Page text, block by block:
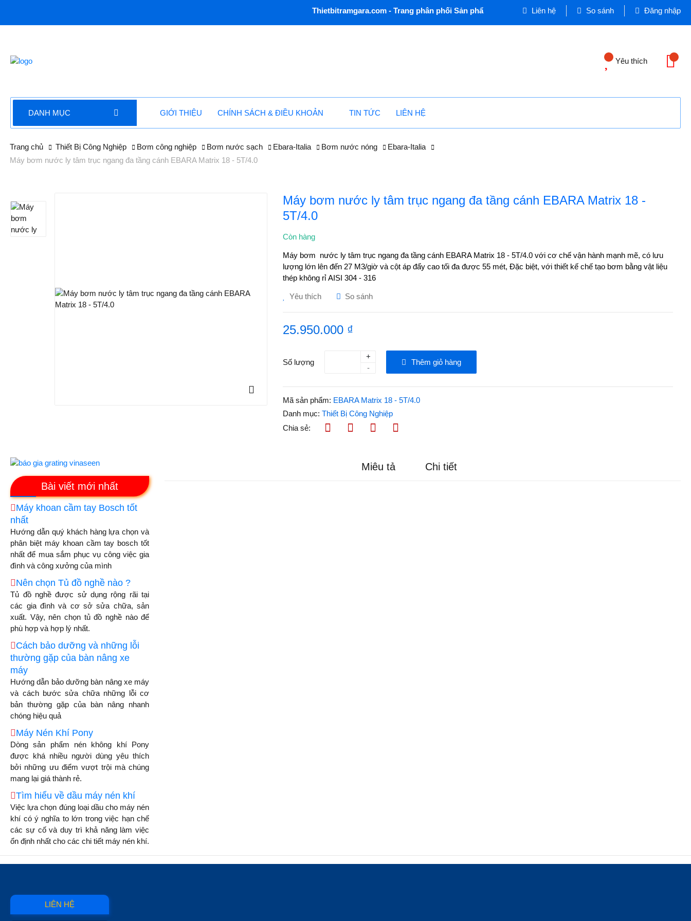
Thietbitramgara.com - Trang phân phối Sản phẩm, Thiết bị Dân dụng và Công nghiệp - Cơ quan chủ quản:
Liên hệ So sánh Đăng nhập
Yêu thích
DANH MỤC GIỚI THIỆU CHÍNH SÁCH & ĐIỀU KHOẢN TIN TỨC LIÊN HỆ
Trang chủ Thiết Bị Công Nghiệp Bơm công nghiệp Bơm nước sạch Ebara-Italia Bơm nước nóng
Ebara-Italia
Máy bơm nước ly tâm trục ngang đa tầng cánh EBARA Matrix 18 - 5T/4.0
Máy bơm nước ly tâm trục ngang đa tầng cánh EBARA Matrix 18 -
5T/4.0
Còn hàng
Máy bơm nước ly tâm trục ngang đa tầng cánh EBARA Matrix 18 - 5T/4.0 với cơ chế vận hành mạnh mẽ, có lưu
lượng lớn lên đến 27 M3/giờ và cột áp đẩy cao tối đa được 55 mét, Đặc biệt, với thiết kế chế tạo bơm bằng vật liệu
thép không rỉ AISI 304 - 316
Yêu thích So sánh
25.950.000 ₫
Số lượng
+
-
Thêm giỏ hàng
Mã sản phẩm: EBARA Matrix 18 - 5T/4.0
Danh mục: Thiết Bị Công Nghiệp
Chia sẻ:
Bài viết mới nhất
Máy khoan cầm tay Bosch tốt
nhất
Hướng dẫn quý khách hàng lựa chọn và
phân biệt máy khoan cầm tay bosch tốt
nhất để mua sắm phục vụ công việc gia
đình và công xưởng của mình
Nên chọn Tủ đồ nghề nào ?
Tủ đồ nghề được sử dụng rộng rãi tại
các gia đình và cơ sở sửa chữa, sản
xuất. Vậy, nên chọn tủ đồ nghề nào để
phù hợp và hợp lý nhất.
Cách bảo dưỡng và những lỗi
thường gặp của bàn nâng xe
máy
Hướng dẫn bảo dưỡng bàn nâng xe máy
và cách bước sửa chữa những lỗi cơ
bản thường gặp của bàn nâng nhanh
chóng hiệu quả
Máy Nén Khí Pony
Dòng sản phẩm nén không khí Pony
được khá nhiều người dùng yêu thích
bởi những ưu điểm vượt trội mà chúng
mang lại giá thành rẻ.
Tìm hiểu về dầu máy nén khí
Việc lựa chọn đúng loại dầu cho máy nén
khí có ý nghĩa to lớn trong việc hạn chế
các sự cố và duy trì khả năng làm việc
ổn định nhất cho các chi tiết máy nén khí.
Miêu tả Chi tiết
LIÊN HỆ